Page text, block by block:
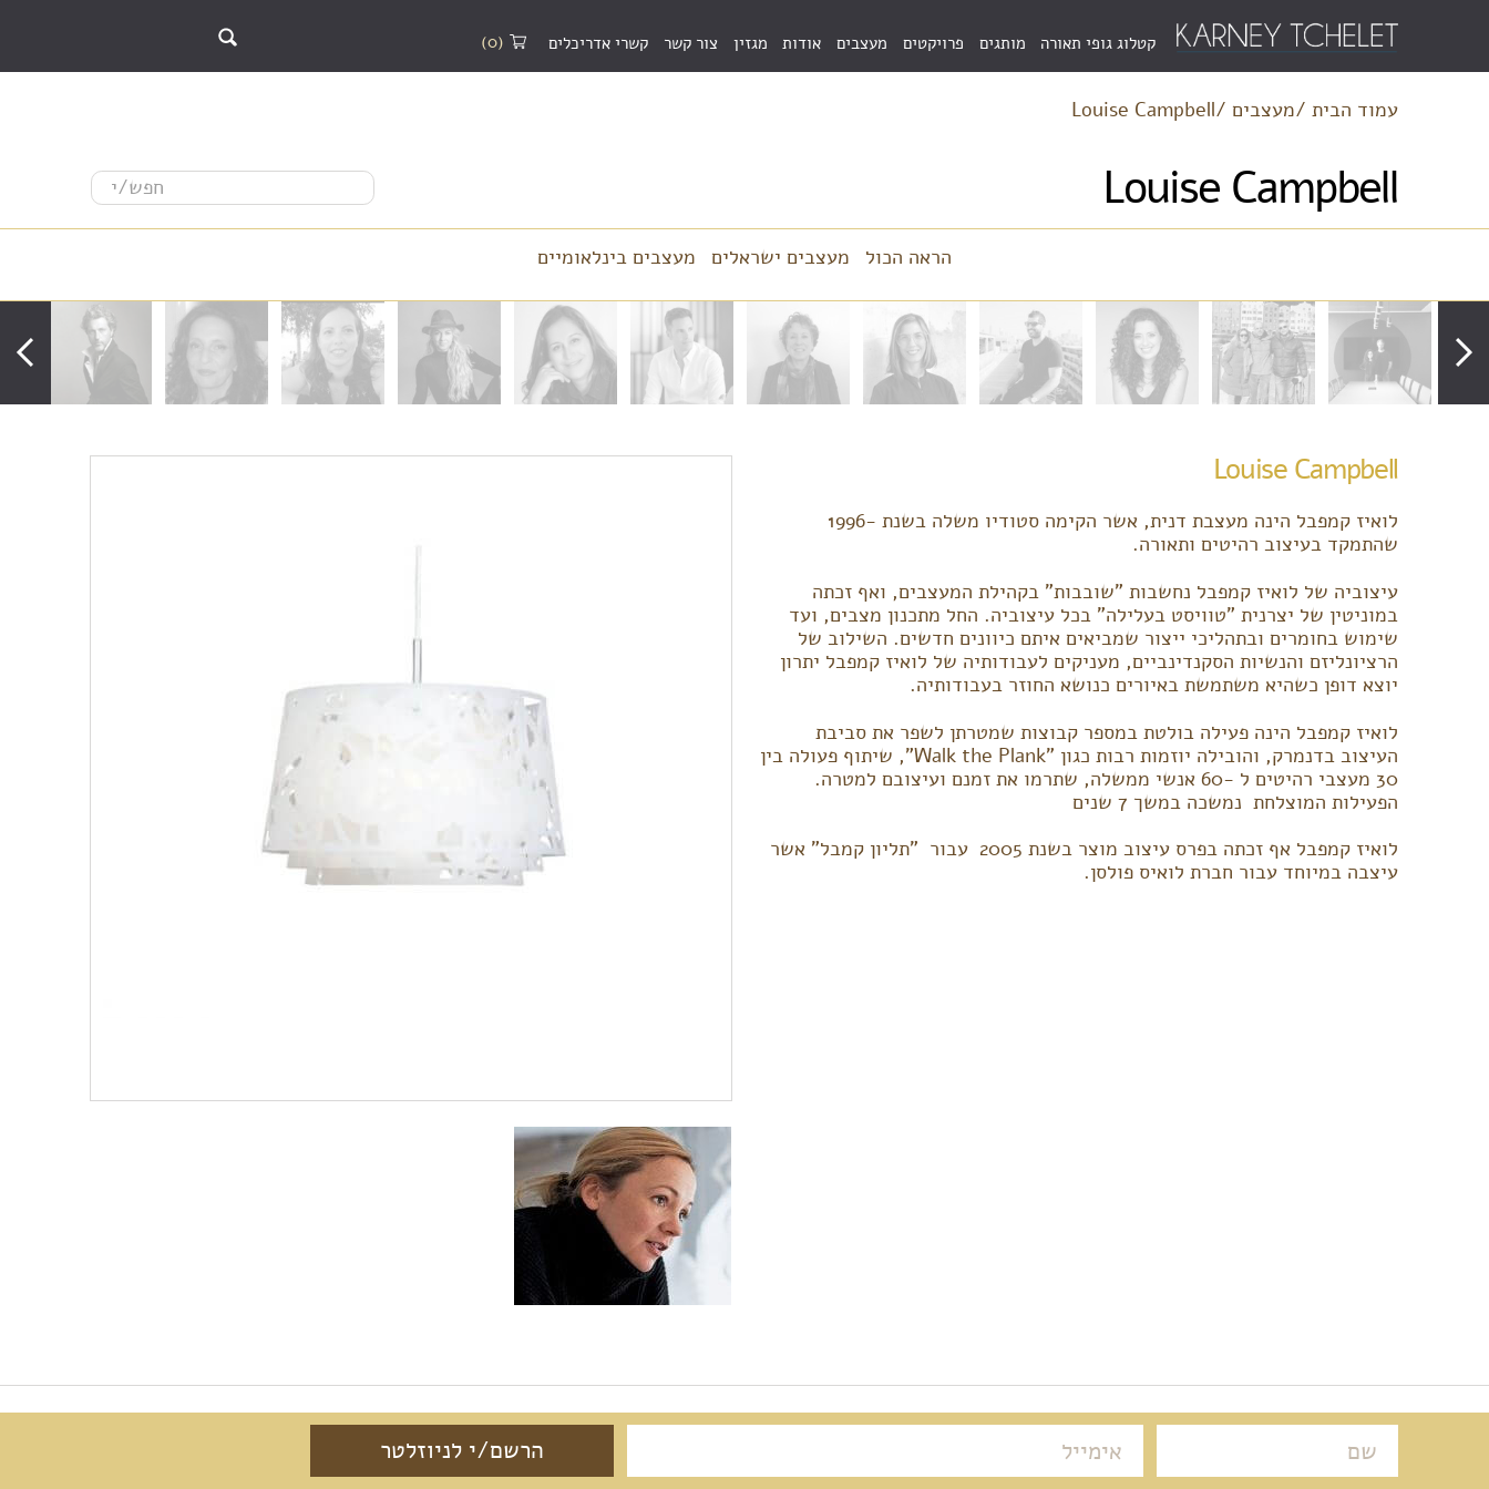
(0)
Menu
Bar
קטלוג גופי תאורה מותגים פרויקטים מעצבים אודות מגזין צור קשר קשרי אדריכלים
עמוד הבית /מעצבים /
Louise Campbell
Louise Campbell
הראה הכול מעצבים ישראלים מעצבים בינלאומיים
Louise Campbell
לואיז קמפבל הינה מעצבת דנית, אשר הקימה סטודיו משלה בשנת -1996
שהתמקד בעיצוב רהיטים ותאורה.
עיצוביה של לואיז קמפבל נחשבות "שובבות" בקהילת המעצבים, ואף זכתה
במוניטין של יצרנית "טוויסט בעלילה" בכל עיצוביה. החל מתכנון מצבים, ועד
שימוש בחומרים ובתהליכי ייצור שמביאים איתם כיוונים חדשים. השילוב של
הרציונליזם והנשיות הסקנדינביים, מעניקים לעבודותיה של לואיז קמפבל יתרון
יוצא דופן כשהיא משתמשת באיורים כנושא החוזר בעבודותיה.
לואיז קמפבל הינה פעילה בולטת במספר קבוצות שמטרתן לשפר את סביבת
העיצוב בדנמרק, והובילה יוזמות רבות כגון "Walk the Plank", שיתוף פעולה בין
30 מעצבי רהיטים ל -60 אנשי ממשלה, שתרמו את זמנם ועיצובם למטרה.
הפעילות המוצלחת נמשכה במשך 7 שנים
לואיז קמפבל אף זכתה בפרס עיצוב מוצר בשנת 2005 עבור "תליון קמבל" אשר
עיצבה במיוחד עבור חברת לואיס פולסן.